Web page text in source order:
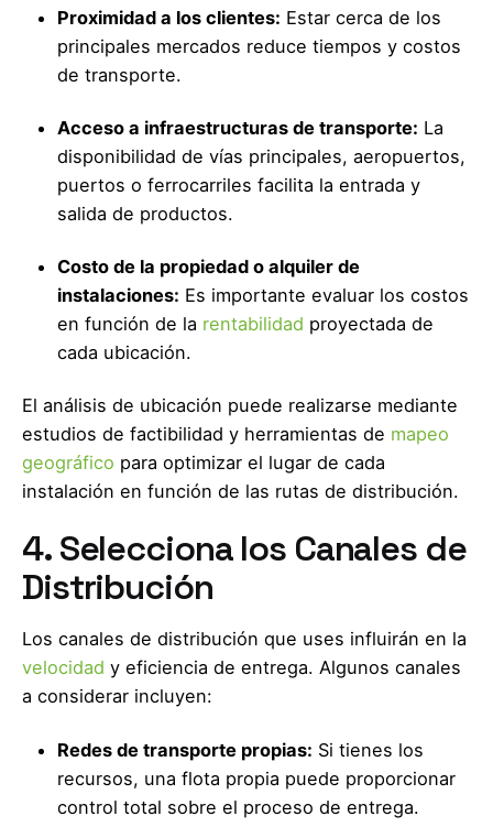
Proximidad a los clientes: Estar cerca de los
principales mercados reduce tiempos y costos
de transporte.
Acceso a infraestructuras de transporte: La
disponibilidad de vías principales, aeropuertos,
puertos o ferrocarriles facilita la entrada y
salida de productos.
Costo de la propiedad o alquiler de
instalaciones: Es importante evaluar los costos
en función de la rentabilidad proyectada de
cada ubicación.
El análisis de ubicación puede realizarse mediante
estudios de factibilidad y herramientas de mapeo
geográfico para optimizar el lugar de cada
instalación en función de las rutas de distribución.
4. Selecciona los Canales de
Distribución
Los canales de distribución que uses influirán en la
velocidad y eficiencia de entrega. Algunos canales
a considerar incluyen:
Redes de transporte propias: Si tienes los
recursos, una flota propia puede proporcionar
control total sobre el proceso de entrega.